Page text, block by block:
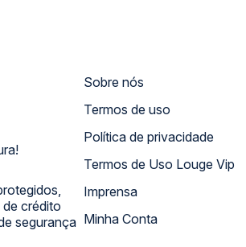
crédito
segurança
Sobre nós
Termos de uso
Política de privacidade
Termos de Uso Louge Vip
Imprensa
Minha Conta